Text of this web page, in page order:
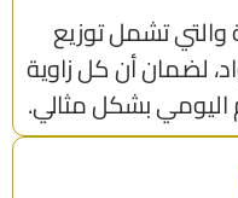
تشمل توزيع
لضمان أن كل زاوية
بشكل مثالي.